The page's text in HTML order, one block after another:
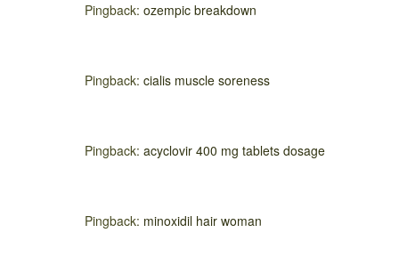
Pingback: ozempic breakdown
Pingback: cialis muscle soreness
Pingback: acyclovir 400 mg tablets dosage
Pingback: minoxidil hair woman